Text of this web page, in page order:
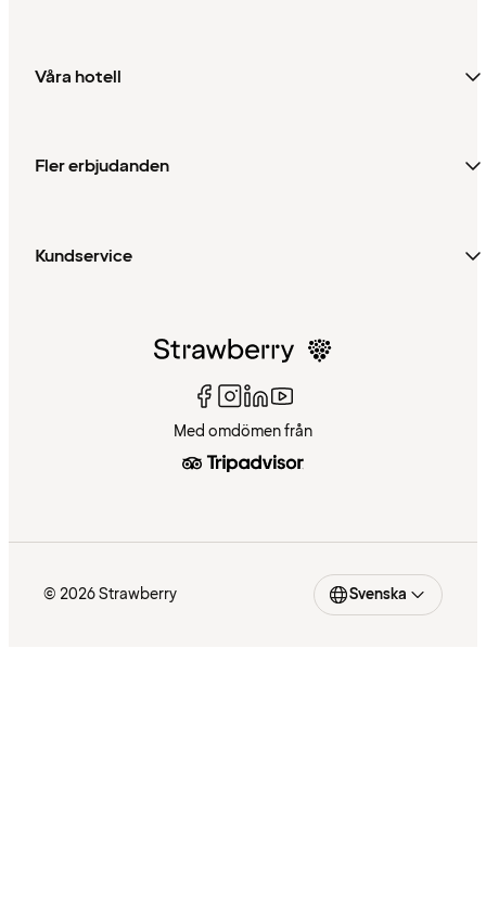
Våra hotell
Fler erbjudanden
Kundservice
Med omdömen från
© 2026 Strawberry Svenska